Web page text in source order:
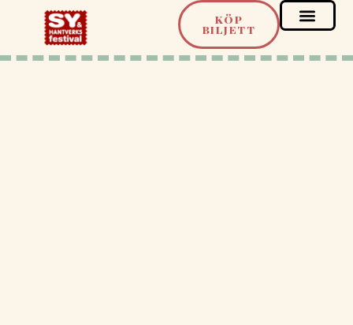
KÖP
BILJETT